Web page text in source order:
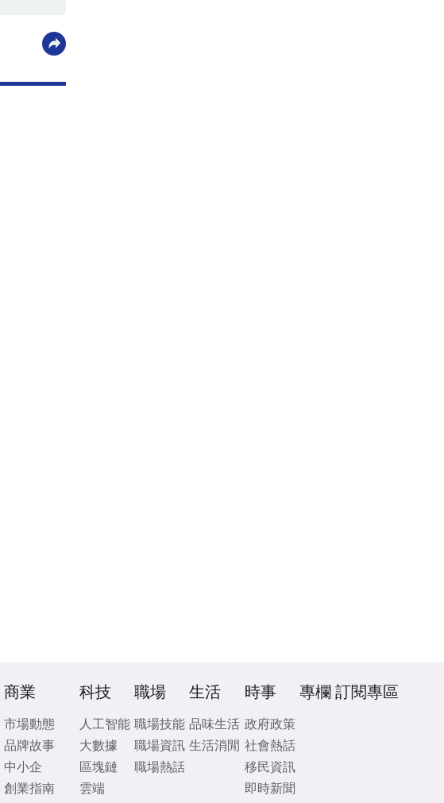
商業
市場動態
品牌故事
中小企
創業指南
科技
人工智能
大數據
區塊鏈
雲端
職場
職場技能
職場資訊
職場熱話
生活
品味生活
生活消閒
時事
政府政策
社會熱話
移民資訊
即時新聞
專欄 訂閱專區